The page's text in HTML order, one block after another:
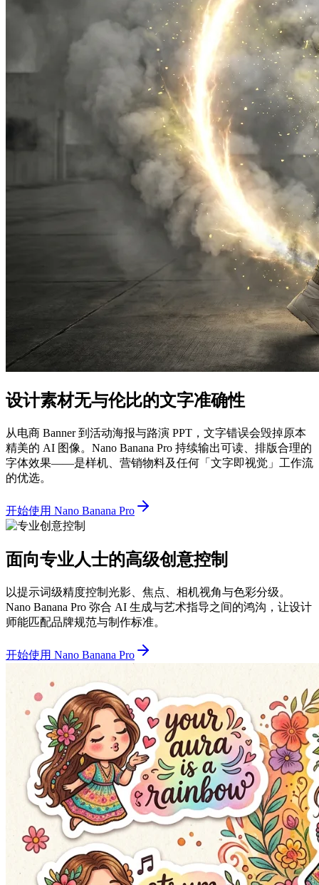
设计素材无与伦比的文字准确性
从电商 Banner 到活动海报与路演 PPT，文字错误会毁掉原本
精美的 AI 图像。Nano Banana Pro 持续输出可读、排版合理的
字体效果——是样机、营销物料及任何「文字即视觉」工作流
的优选。
开始使用 Nano Banana Pro
面向专业人士的高级创意控制
以提示词级精度控制光影、焦点、相机视角与色彩分级。
Nano Banana Pro 弥合 AI 生成与艺术指导之间的鸿沟，让设计
师能匹配品牌规范与制作标准。
开始使用 Nano Banana Pro